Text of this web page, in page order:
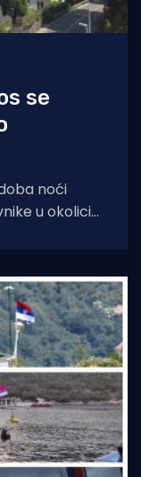
se
noći
u okolici